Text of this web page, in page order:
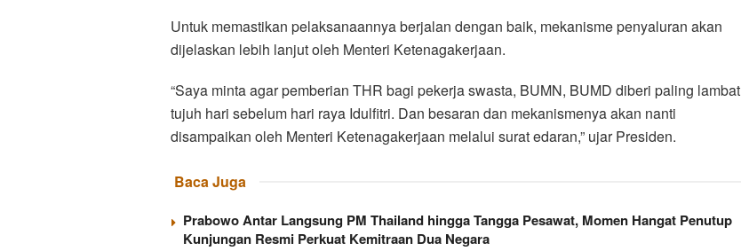
Untuk memastikan pelaksanaannya berjalan dengan baik, mekanisme penyaluran akan
dijelaskan lebih lanjut oleh Menteri Ketenagakerjaan.
“Saya minta agar pemberian THR bagi pekerja swasta, BUMN, BUMD diberi paling lambat
tujuh hari sebelum hari raya Idulfitri. Dan besaran dan mekanismenya akan nanti
disampaikan oleh Menteri Ketenagakerjaan melalui surat edaran,” ujar Presiden.
Baca Juga
Prabowo Antar Langsung PM Thailand hingga Tangga Pesawat, Momen Hangat Penutup
Kunjungan Resmi Perkuat Kemitraan Dua Negara